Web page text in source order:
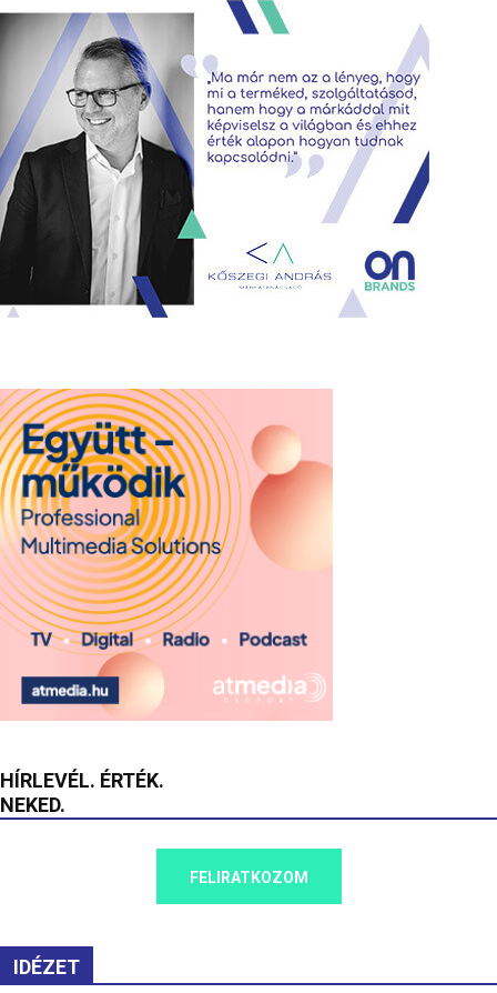
HÍRLEVÉL. ÉRTÉK.
NEKED.
FELIRATKOZOM
IDÉZET